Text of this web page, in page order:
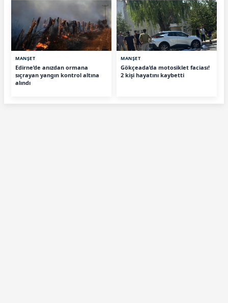
MANŞET
Edirne’de anızdan ormana
sıçrayan yangın kontrol altına
alındı
MANŞET
Gökçeada’da motosiklet faciası!
2 kişi hayatını kaybetti